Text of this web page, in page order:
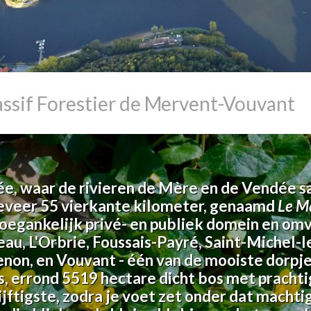
Forestier de Mervent-Vouvant
waar de rivieren de Mère en de Vendée
55 vierkante kilometer, genaamdLe
privé- en publiek domein en
L'Orbrie, Foussais-Payré, Saint-
en Vouvant - één van de mooiste
errond 5519 hectare dicht bos met
zodra je voet zet onder dat